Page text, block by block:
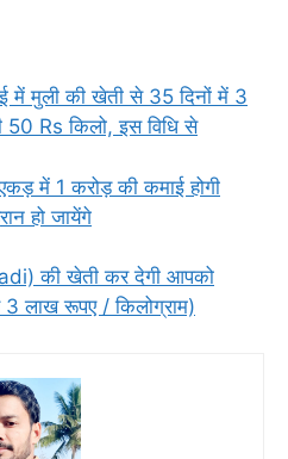
मुली की खेती से 35 दिनों में 3
50 Rs किलो, इस विधि से
में 1 करोड़ की कमाई होगी
हो जायेंगे
की खेती कर देगी आपको
3 लाख रूपए / किलोग्राम)